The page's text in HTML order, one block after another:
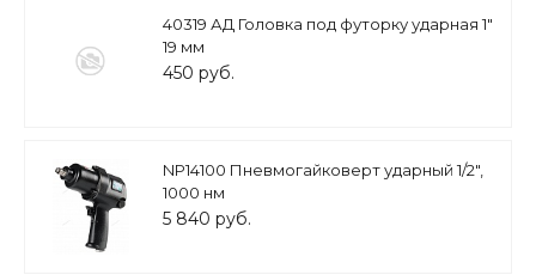
40319 АД Головка под футорку ударная 1"
19 мм
450 руб.
NP14100 Пневмогайковерт ударный 1/2",
1000 нм
5 840 руб.